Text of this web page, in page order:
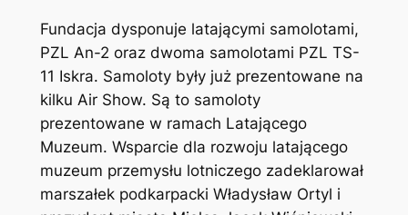
Fundacja dysponuje latającymi samolotami,
PZL An-2 oraz dwoma samolotami PZL TS-
11 Iskra. Samoloty były już prezentowane na
kilku Air Show. Są to samoloty
prezentowane w ramach Latającego
Muzeum. Wsparcie dla rozwoju latającego
muzeum przemysłu lotniczego zadeklarował
marszałek podkarpacki Władysław Ortyl i